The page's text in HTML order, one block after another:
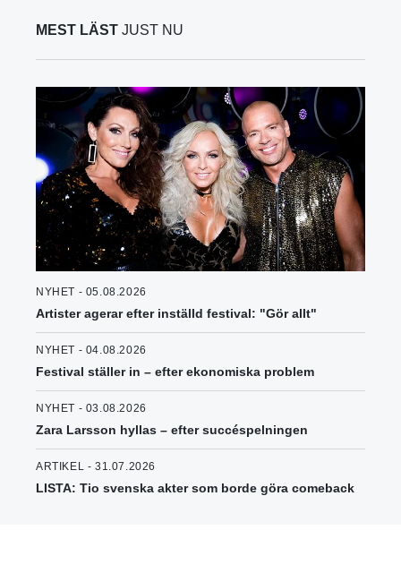
MEST LÄST JUST NU
NYHET - 05.08.2026
Artister agerar efter inställd festival: "Gör allt"
NYHET - 04.08.2026
Festival ställer in – efter ekonomiska problem
NYHET - 03.08.2026
Zara Larsson hyllas – efter succéspelningen
ARTIKEL - 31.07.2026
LISTA: Tio svenska akter som borde göra comeback